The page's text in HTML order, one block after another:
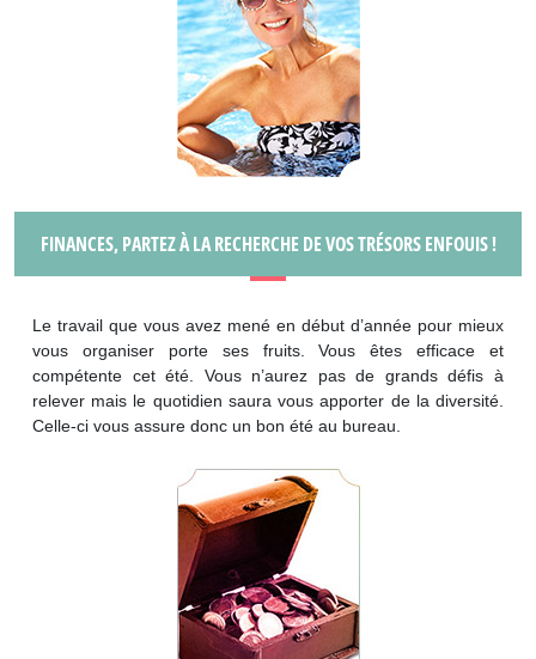
FINANCES, PARTEZ À LA RECHERCHE DE VOS TRÉSORS ENFOUIS !
Le travail que vous avez mené en début d’année pour mieux
vous organiser porte ses fruits. Vous êtes efficace et
compétente cet été. Vous n’aurez pas de grands défis à
relever mais le quotidien saura vous apporter de la diversité.
Celle-ci vous assure donc un bon été au bureau.